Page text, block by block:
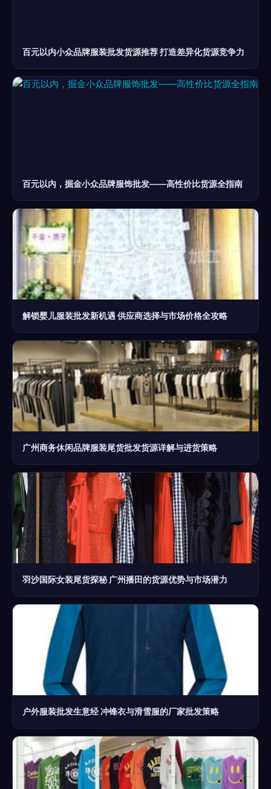
百元以内小众品牌服装批发货源推荐 打造差异化货源竞争力
百元以内，掘金小众品牌服饰批发——高性价比货源全指南
解锁婴儿服装批发新机遇 供应商选择与市场价格全攻略
广州商务休闲品牌服装尾货批发货源详解与进货策略
羽沙国际女装尾货探秘 广州播田的货源优势与市场潜力
户外服装批发生意经 冲锋衣与滑雪服的厂家批发策略